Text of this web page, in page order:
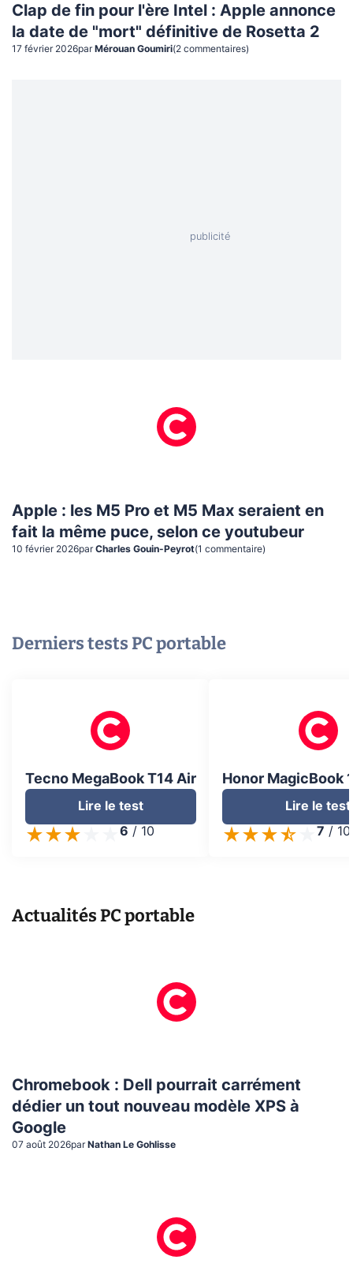
Clap de fin pour l'ère Intel : Apple annonce
la date de "mort" définitive de Rosetta 2
17 février 2026par Mérouan Goumiri(2 commentaires)
Apple : les M5 Pro et M5 Max seraient en
fait la même puce, selon ce youtubeur
10 février 2026par Charles Gouin-Peyrot(1 commentaire)
Derniers testsPC portable
Tecno MegaBook T14 Air
Lire le test
6 / 10
Honor MagicBook
Lire le test
7 / 10
ActualitésPC portable
Chromebook : Dell pourrait carrément
dédier un tout nouveau modèle XPS à
Google
07 août 2026par Nathan Le Gohlisse